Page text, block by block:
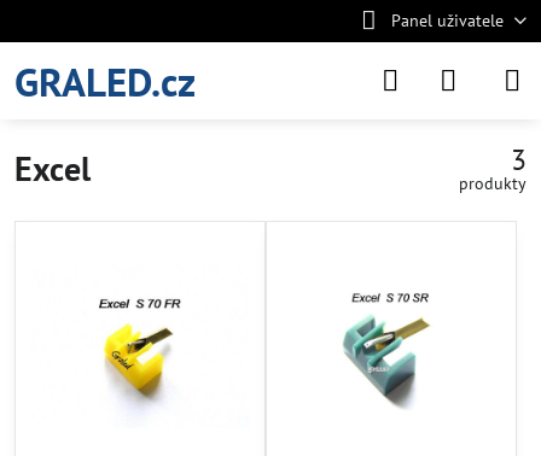
Panel uživatele
GRALED.cz
Excel 3
produkty